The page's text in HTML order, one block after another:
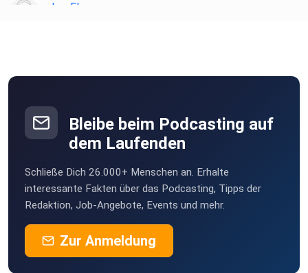
LeoElm
Penzberg
Alinas07
Hamburg
Frankfurt
Bleibe beim Podcasting auf
dem Laufenden
Schließe Dich 26.000+ Menschen an. Erhalte
interessante Fakten über das Podcasting, Tipps der
Redaktion, Job-Angebote, Events und mehr.
Zur Anmeldung